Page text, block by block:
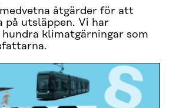
åtgärder för att
på utsläppen. Vi har
klimatgärningar som